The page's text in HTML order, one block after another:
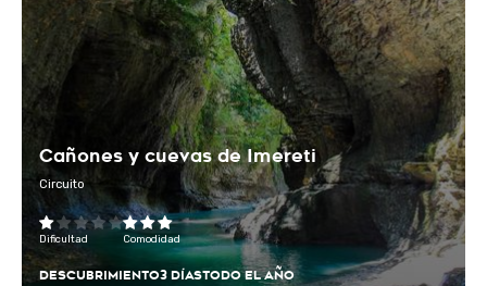
Cañones y cuevas de Imereti
Circuito
Dificultad Comodidad
DESCUBRIMIENTO3 DÍASTODO EL AÑO